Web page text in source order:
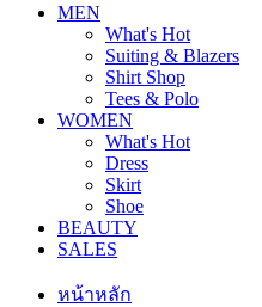
MEN
What's Hot
Suiting & Blazers
Shirt Shop
Tees & Polo
WOMEN
What's Hot
Dress
Skirt
Shoe
BEAUTY
SALES
หน้าหลัก